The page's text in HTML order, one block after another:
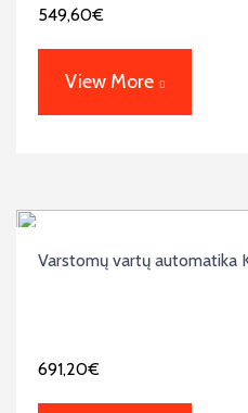
549,60€
View More
Varstomų vartų automatika
691,20€